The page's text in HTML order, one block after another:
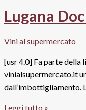
La
Testa
Lugana
Vini al supermercato
[usr 4.0] Fa parte della
vinialsupermercato.it
dall’imbottigliamento.
Lugana
Leggi tutto »